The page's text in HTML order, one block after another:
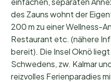
des Zauns wohnt der
200 m zu einer Wellness-
Restaurant etc. (nähere
bereit). Die Insel Oknö
Schwedens, zw. Kalmar
reizvolles Ferienparadies